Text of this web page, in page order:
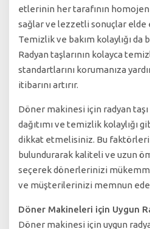
etlerinin her tarafının
sağlar ve lezzetli sonuçlar elde
Temizlik ve bakım kolaylığı
Radyan taşlarının kolayca
standartlarını korumanıza
itibarını artırır.
Döner makinesi için radyan taşı
dağıtımı ve temizlik kolaylığı
dikkat etmelisiniz. Bu faktörleri
bulundurarak kaliteli ve uzun
seçerek dönerlerinizi
ve müşterilerinizi memnun
Döner Makineleri için Uygun
Döner makinesi için uygun